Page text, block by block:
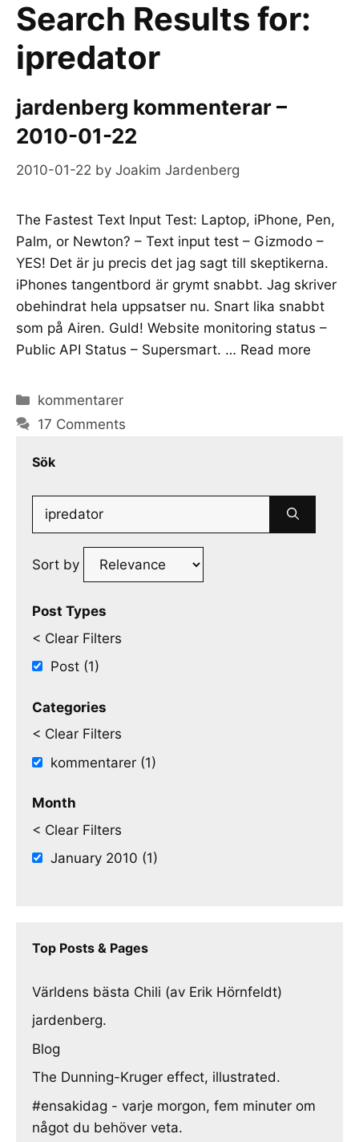
Search Results for:
ipredator
jardenberg kommenterar –
2010-01-22
2010-01-22 by Joakim Jardenberg
The Fastest Text Input Test: Laptop, iPhone, Pen,
Palm, or Newton? – Text input test – Gizmodo –
YES! Det är ju precis det jag sagt till skeptikerna.
iPhones tangentbord är grymt snabbt. Jag skriver
obehindrat hela uppsatser nu. Snart lika snabbt
som på Airen. Guld! Website monitoring status –
Public API Status – Supersmart. … Read more
Categories
kommentarer
17 Comments
Sök
Search
for:
Sort by
Post Types
< Clear Filters
Post (1)
Categories
< Clear Filters
kommentarer (1)
Month
< Clear Filters
January 2010 (1)
Top Posts & Pages
Världens bästa Chili (av Erik Hörnfeldt)
jardenberg.
Blog
The Dunning-Kruger effect, illustrated.
#ensakidag - varje morgon, fem minuter om
något du behöver veta.